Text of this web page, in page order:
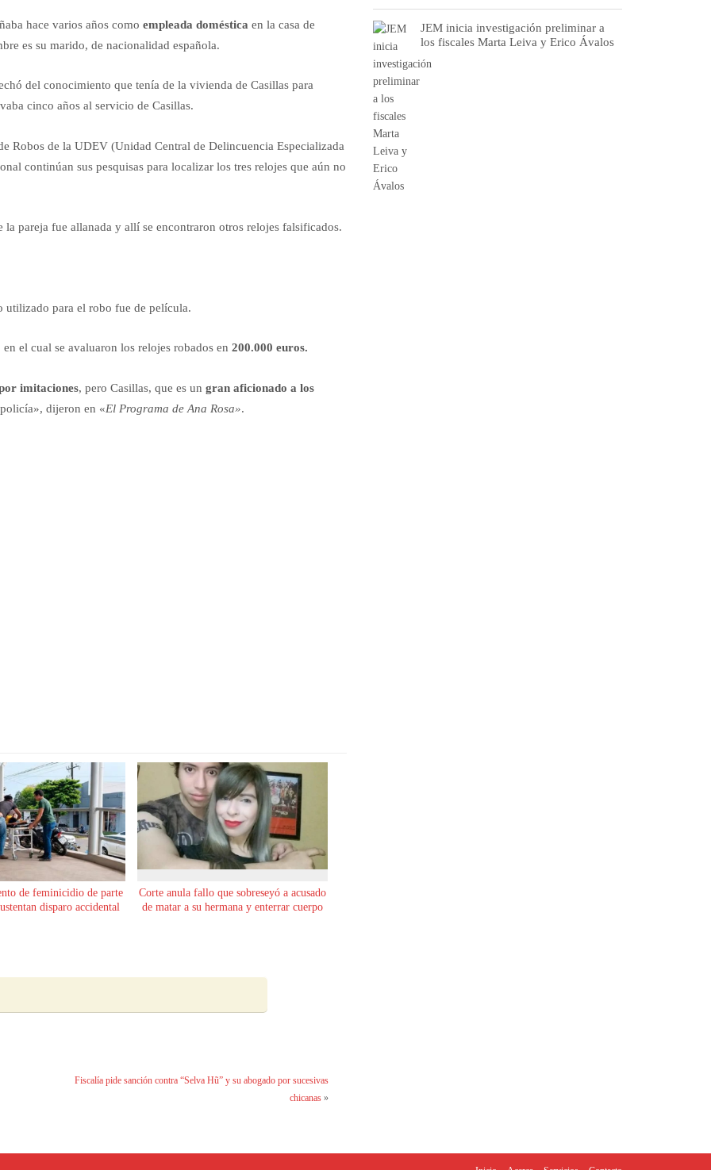
hace varios años como empleada doméstica en la casa de
es su marido, de nacionalidad española.
del conocimiento que tenía de la vivienda de Casillas para
cinco años al servicio de Casillas.
Robos de la UDEV (Unidad Central de Delincuencia Especializada
continúan sus pesquisas para localizar los tres relojes que aún no
pareja fue allanada y allí se encontraron otros relojes falsificados.
utilizado para el robo fue de película.
en el cual se avaluaron los relojes robados en 200.000 euros.
imitaciones, pero Casillas, que es un gran aficionado a los
dijeron en «El Programa de Ana Rosa».
de feminicidio de parte
disparo accidental
Corte anula fallo que sobreseyó a acusado
de matar a su hermana y enterrar cuerpo
Fiscalía pide sanción contra “Selva Hũ” y su abogado por sucesivas
chicanas»
JEM inicia investigación preliminar a
los fiscales Marta Leiva y Erico Ávalos